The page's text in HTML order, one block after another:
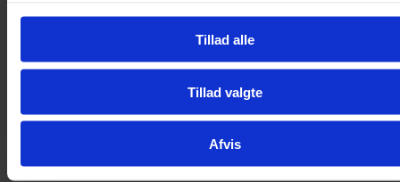
Tillad alle
Tillad valgte
Afvis
skatteyderne
Politik